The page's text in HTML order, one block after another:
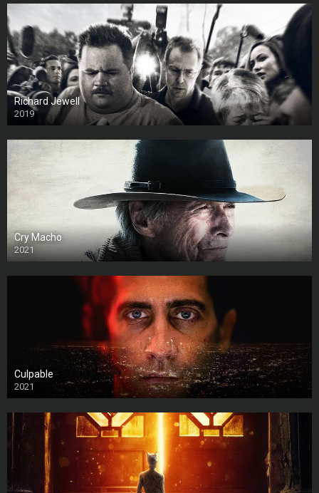
Richard Jewell
2019
Cry Macho
2021
Culpable
2021